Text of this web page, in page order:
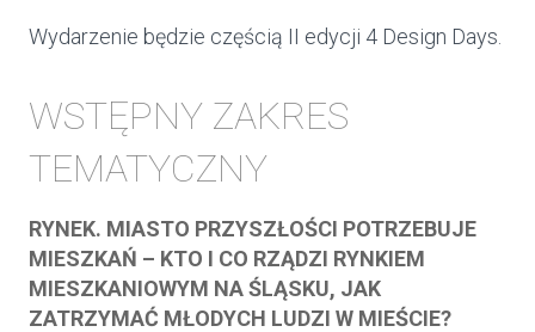
Wydarzenie będzie częścią II edycji 4 Design Days.
WSTĘPNY ZAKRES
TEMATYCZNY
RYNEK. MIASTO PRZYSZŁOŚCI POTRZEBUJE
MIESZKAŃ – KTO I CO RZĄDZI RYNKIEM
MIESZKANIOWYM NA ŚLĄSKU, JAK
ZATRZYMAĆ MŁODYCH LUDZI W MIEŚCIE?